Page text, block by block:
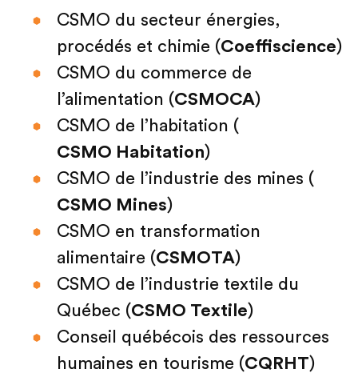
CSMO du secteur énergies,
procédés et chimie (Coeffiscience)
CSMO du commerce de
l’alimentation (CSMOCA)
CSMO de l’habitation (
CSMO Habitation)
CSMO de l’industrie des mines (
CSMO Mines)
CSMO en transformation
alimentaire (CSMOTA)
CSMO de l’industrie textile du
Québec (CSMO Textile)
Conseil québécois des ressources
humaines en tourisme (CQRHT)